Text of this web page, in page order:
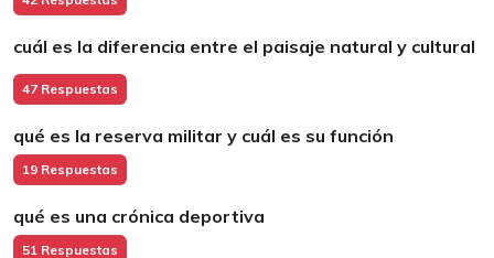
cuál es la diferencia entre el paisaje natural y cultural
47 Respuestas
qué es la reserva militar y cuál es su función
19 Respuestas
qué es una crónica deportiva
51 Respuestas